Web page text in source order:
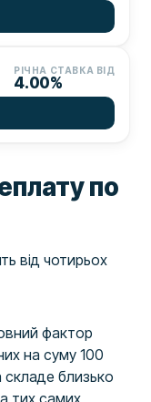
РІЧНА СТАВКА ВІД
4.00%
по
від чотирьох
фактор
на суму 100
близько
тих самих